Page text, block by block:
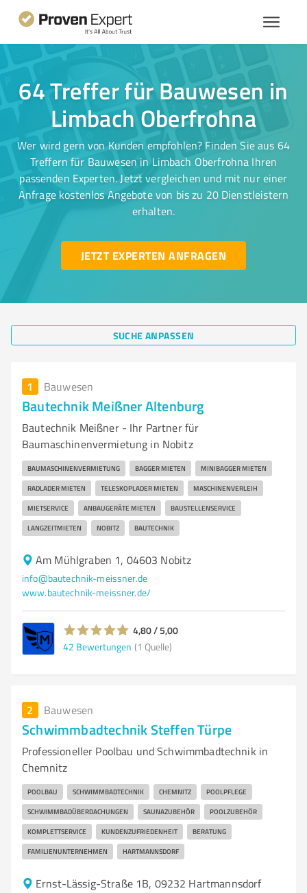
64 Treffer für Bauwesen in
Limbach Oberfrohna
Wer wird gern von Kunden empfohlen? Finden Sie aus 64
Treffern für Bauwesen in Limbach Oberfrohna Ihren
passenden Experten. Jetzt vergleichen und mit nur einer
Anfrage kostenlos Angebote von bis zu 20 Dienstleistern
erhalten.
JETZT EXPERTEN ANFRAGEN
SUCHE ANPASSEN
1 Bauwesen
Bautechnik Meißner Altenburg
Bautechnik Meißner - Ihr Partner für
Baumaschinenvermietung in Nobitz
BAUMASCHINENVERMIETUNG BAGGER MIETEN MINIBAGGER MIETEN
RADLADER MIETEN TELESKOPLADER MIETEN MASCHINENVERLEIH
MIETSERVICE ANBAUGERÄTE MIETEN BAUSTELLENSERVICE
LANGZEITMIETEN NOBITZ BAUTECHNIK
Am Mühlgraben 1, 04603 Nobitz
info@bautechnik-meissner.de
www.bautechnik-meissner.de/
4,80 / 5,00
42 Bewertungen (1 Quelle)
2 Bauwesen
Schwimmbadtechnik Steffen Türpe
Professioneller Poolbau und Schwimmbadtechnik in
Chemnitz
POOLBAU SCHWIMMBADTECHNIK CHEMNITZ POOLPFLEGE
SCHWIMMBADÜBERDACHUNGEN SAUNAZUBEHÖR POOLZUBEHÖR
KOMPLETTSERVICE KUNDENZUFRIEDENHEIT BERATUNG
FAMILIENUNTERNEHMEN HARTMANNSDORF
Ernst-Lässig-Straße 1B, 09232 Hartmannsdorf